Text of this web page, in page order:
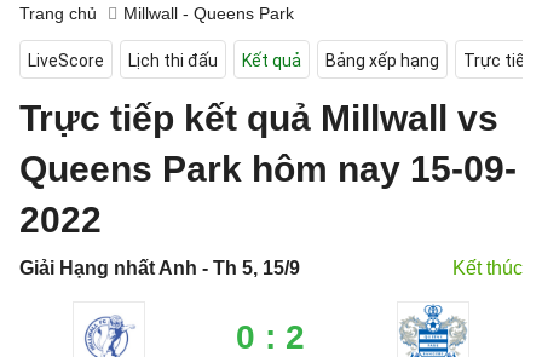
Trang chủ Millwall - Queens Park
LiveScore Lịch thi đấu Kết quả Bảng xếp hạng Trực tiếp
Trực tiếp kết quả Millwall vs
Queens Park hôm nay 15-09-
2022
Giải Hạng nhất Anh - Th 5, 15/9 Kết thúc
0 : 2